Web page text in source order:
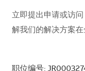
立即提出申请或访问
解我们的解决方案在
职位编号: